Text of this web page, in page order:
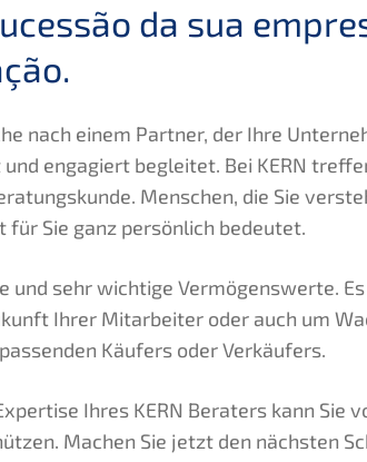
da sua
nach einem Partner, der Ihre
engagiert beglei­tet. Bei KERN
Menschen, die Sie
für Sie ganz persön­lich bedeutet.
und sehr wichti­ge Vermö­gens­wer­te.
Ihrer Mitar­bei­ter oder auch um
Käufers oder Verkäufers.
Ihres KERN Beraters kann Sie
Machen Sie jetzt den nächs­ten